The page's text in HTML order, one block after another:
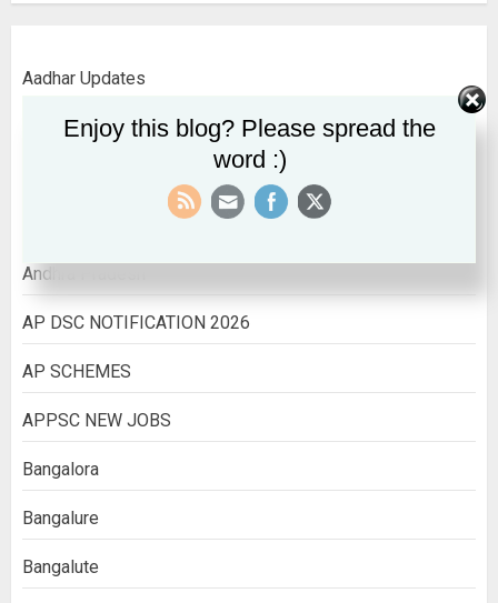
Aadhar Updates
AADHAR UPDATES
Andhra Pradesh
AP DSC NOTIFICATION 2026
AP SCHEMES
APPSC NEW JOBS
Bangalora
Bangalure
Bangalute
Enjoy this blog? Please spread the
word :)